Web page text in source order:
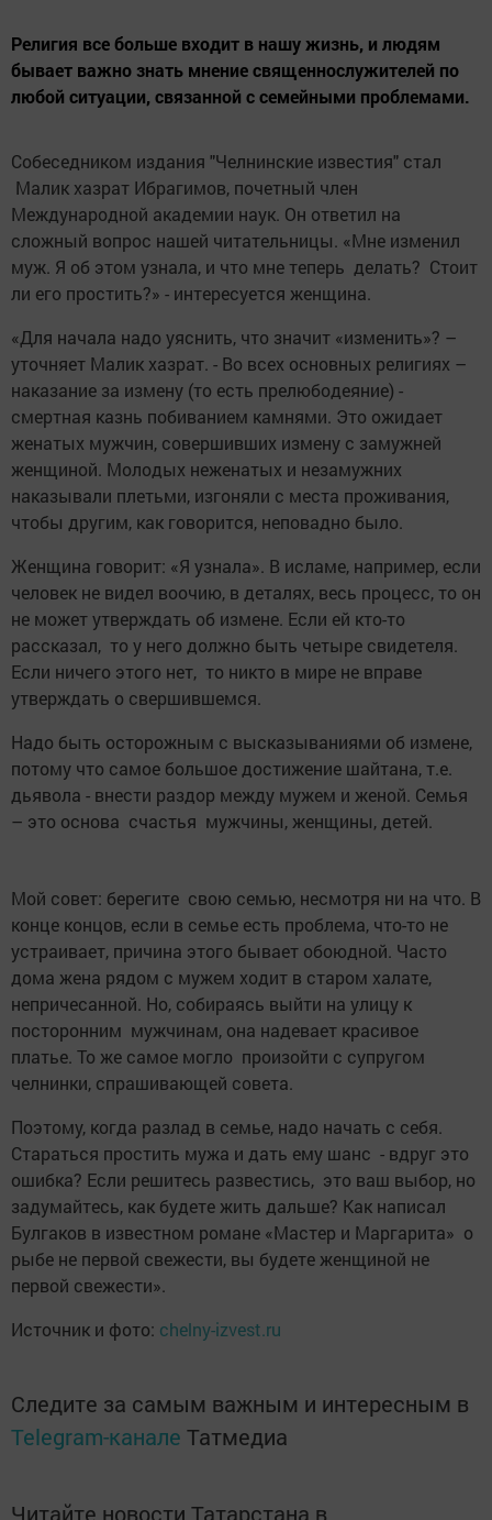
Религия все больше входит в нашу жизнь, и людям
бывает важно знать мнение священнослужителей по
любой ситуации, связанной с семейными проблемами.
Собеседником издания "Челнинские известия" стал
Малик хазрат Ибрагимов, почетный член
Международной академии наук. Он ответил на
сложный вопрос нашей читательницы. «Мне изменил
муж. Я об этом узнала, и что мне теперь делать? Стоит
ли его простить?» - интересуется женщина.
­«Для начала надо уяснить, что значит «изменить»? –
уточняет Малик хазрат. - Во всех основных религиях –
наказание за измену (то есть прелюбодеяние) -
смертная казнь побиванием камнями. Это ожидает
женатых мужчин, совершивших измену с замужней
женщиной. Молодых неженатых и незамужних
наказывали плетьми, изгоняли с места проживания,
чтобы другим, как говорится, неповадно было.
Женщина говорит: «Я узнала». В исламе, например, если
человек не видел воочию, в деталях, весь процесс, то он
не может утверждать об измене. Если ей кто-то
рассказал, то у него должно быть четыре свидетеля.
Если ничего этого нет, то никто в мире не вправе
утверждать о свершившемся.
Надо быть осторожным с высказываниями об измене,
потому что самое большое достижение шайтана, т.е.
дьявола - внести раздор между мужем и женой. Семья
– это основа счастья мужчины, женщины, детей.
Мой совет: берегите свою семью, несмотря ни на что. В
конце концов, если в семье есть проблема, что-то не
устраивает, причина этого бывает обоюдной. Часто
дома жена рядом с мужем ходит в старом халате,
непричесанной. Но, собираясь выйти на улицу к
посторонним мужчинам, она надевает красивое
платье. То же самое могло произойти с супругом
челнинки, спрашивающей совета.
Поэтому, когда разлад в семье, надо начать с себя.
Стараться простить мужа и дать ему шанс - вдруг это
ошибка? Если решитесь развестись, это ваш выбор, но
задумайтесь, как будете жить дальше? Как написал
Булгаков в известном романе «Мастер и Маргарита» о
рыбе не первой свежести, вы будете женщиной не
первой свежести».
Источник и фото: chelny-izvest.ru
Следите за самым важным и интересным в
Telegram-канале Татмедиа
Читайте новости Татарстана в